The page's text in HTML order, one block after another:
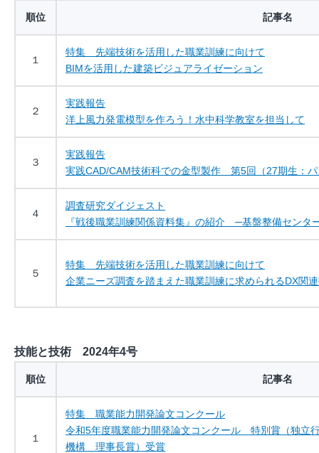
順位 記事名
１
特集 先端技術を活用した職業訓練に向けて
BIMを活用した建築ビジュアライゼーション
２
実践報告
洋上風力発電模型を作ろう！水中科学教室を担当して
３
実践報告
実践CAD/CAM技術科での金型製作 第5回（27期生：
４
調査研究ダイジェスト
『戦後職業訓練関係資料集』の紹介 ─基盤整備セン
５
特集 先端技術を活用した職業訓練に向けて
企業ニーズ調査を踏まえた職業訓練に求められるDX関
技能と技術 2024年4号
順位 記事名
１
特集 職業能力開発論文コンクール
令和5年度職業能力開発論文コンクール 特別賞（独立
機構 理事長賞）受賞